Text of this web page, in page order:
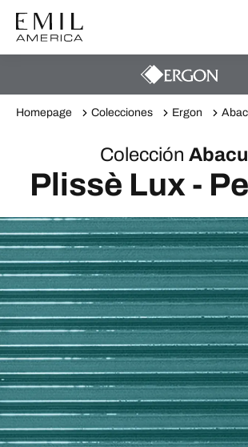
Homepage Colecciones Ergon
Colección
Plissè Lux -